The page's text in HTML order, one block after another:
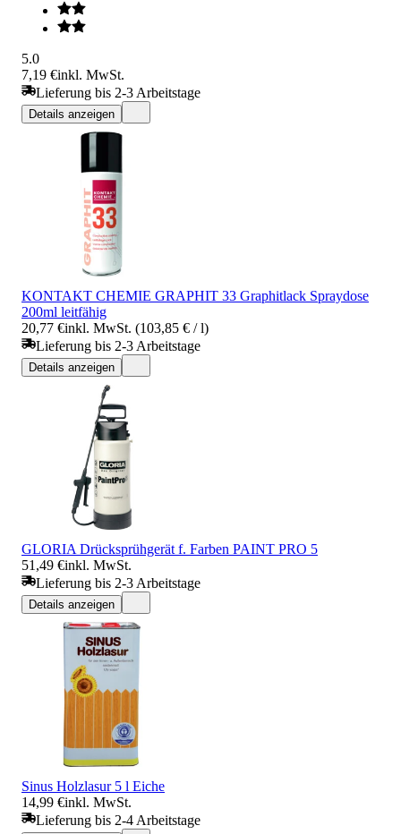
5.0
7,19 €inkl. MwSt.
Lieferung bis 2-3 Arbeitstage
Details anzeigen
KONTAKT CHEMIE GRAPHIT 33 Graphitlack Spraydose
200ml leitfähig
20,77 €inkl. MwSt. (103,85 € / l)
Lieferung bis 2-3 Arbeitstage
Details anzeigen
GLORIA Drücksprühgerät f. Farben PAINT PRO 5
51,49 €inkl. MwSt.
Lieferung bis 2-3 Arbeitstage
Details anzeigen
Sinus Holzlasur 5 l Eiche
14,99 €inkl. MwSt.
Lieferung bis 2-4 Arbeitstage